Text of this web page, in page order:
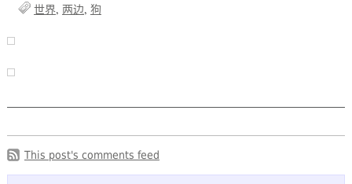
世界 两边 狗
This post's comments feed